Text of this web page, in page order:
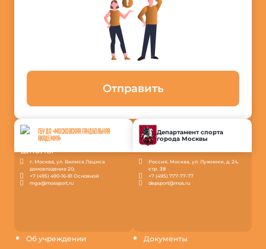
Об учреждении
Документы
Отправить
ГБУ ДО «МОСКОВСКАЯ ГАНДБОЛЬНАЯ
АКАДЕМИЯ»
г. Москва, ул. Вилиса Лациса
домовладение 20;
+7 (495) 490-16-81 Основной
mga@mossport.ru
Департамент спорта
города Москвы
Россия, Москва, ул. Лужники, д. 24,
стр. 38
+7 (495) 777-77-77
depsport@mos.ru